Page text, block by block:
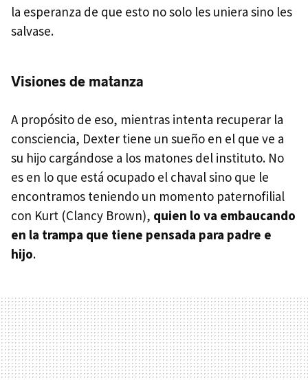
la esperanza de que esto no solo les uniera sino les
salvase.
Visiones de matanza
A propósito de eso, mientras intenta recuperar la
consciencia, Dexter tiene un sueño en el que ve a
su hijo cargándose a los matones del instituto. No
es en lo que está ocupado el chaval sino que le
encontramos teniendo un momento paternofilial
con Kurt (Clancy Brown), quien lo va embaucando
en la trampa que tiene pensada para padre e
hijo.